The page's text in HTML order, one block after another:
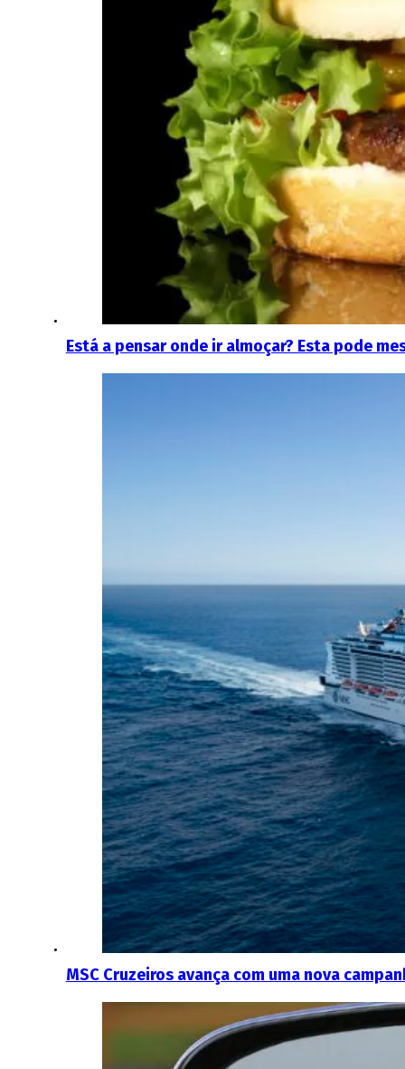
Está a pensar onde ir almoçar? Esta pode
MSC Cruzeiros avança com uma nova